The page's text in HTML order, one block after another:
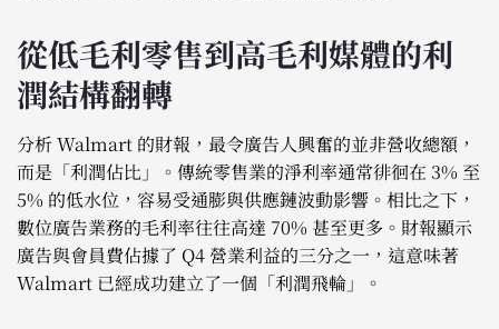
從低毛利零售到高毛利媒體的利
潤結構翻轉
分析 Walmart 的財報，最令廣告人興奮的並非營收總額，
而是「利潤佔比」。傳統零售業的淨利率通常徘徊在 3% 至
5% 的低水位，容易受通膨與供應鏈波動影響。相比之下，
數位廣告業務的毛利率往往高達 70% 甚至更多。財報顯示
廣告與會員費佔據了 Q4 營業利益的三分之一，這意味著
Walmart 已經成功建立了一個「利潤飛輪」。